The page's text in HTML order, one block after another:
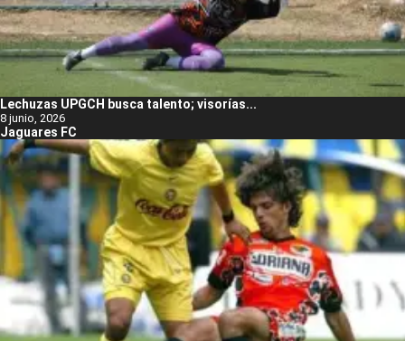
Lechuzas UPGCH busca talento; visorías...
8 junio, 2026
Jaguares FC